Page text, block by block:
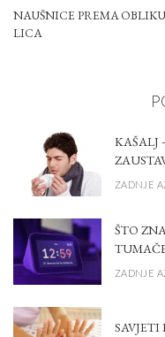
NAUŠNICE PREMA OBLIKU
LICA
KAŠALJ
ZADNJE
ŠTO
ZADNJE